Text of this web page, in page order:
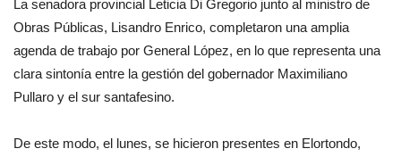
La senadora provincial Leticia Di Gregorio junto al ministro de
Obras Públicas, Lisandro Enrico, completaron una amplia
agenda de trabajo por General López, en lo que representa una
clara sintonía entre la gestión del gobernador Maximiliano
Pullaro y el sur santafesino.
De este modo, el lunes, se hicieron presentes en Elortondo,